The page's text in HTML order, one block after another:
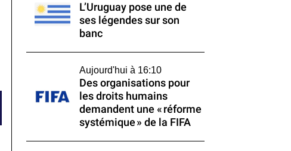
L’Uruguay pose une de
ses légendes sur son
banc
Aujourd'hui à 16:10
Des organisations pour
les droits humains
demandent une « réforme
systémique » de la FIFA